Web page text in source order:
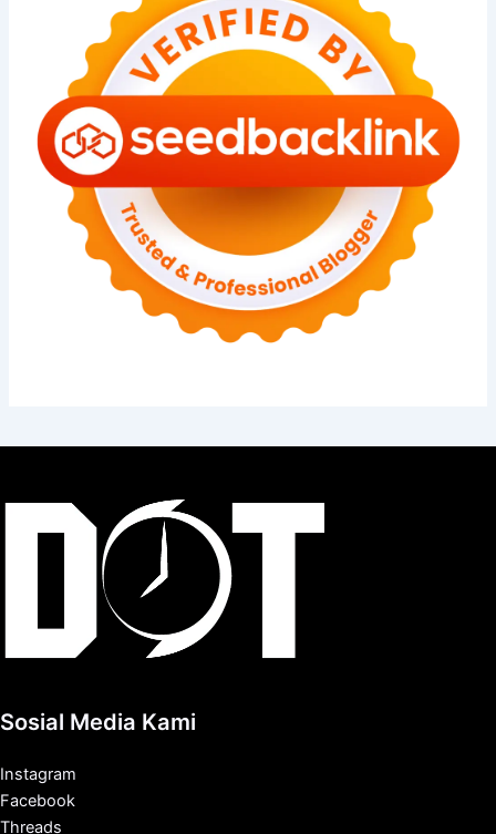
Sosial Media Kami
Instagram
Facebook
Threads